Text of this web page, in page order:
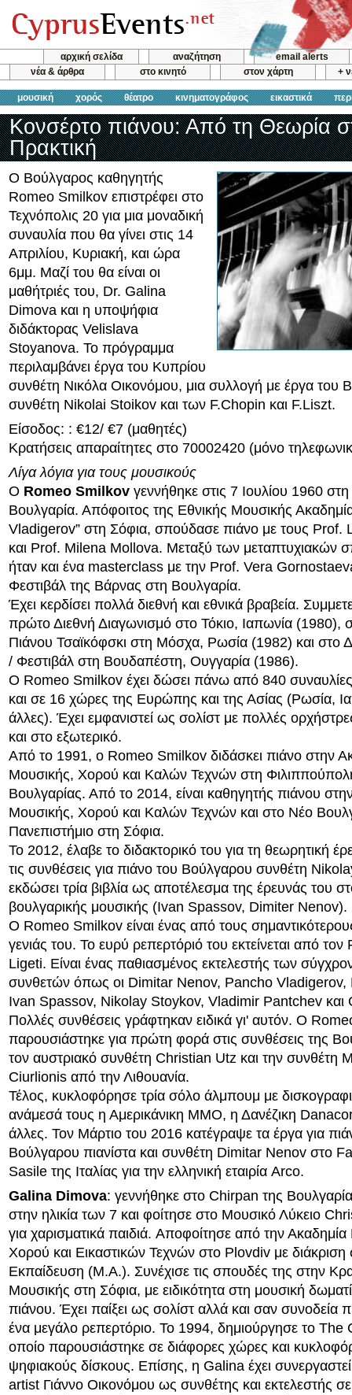
αρχική σελίδα αναζήτηση
email alerts
νέα & άρθρα
στο κινητό στον χάρτη +
μουσική χορός θέατρο κινηματογράφος εικαστικά
Κονσέρτο πιάνου: Από τη Θεωρία
Πρακτική
Ο Βούλγαρος καθηγητής
Romeo Smilkov επιστρέφει στο
Τεχνόπολις 20 για μια μοναδική
συναυλία που θα γίνει στις 14
Απριλίου, Κυριακή, και ώρα
6μμ. Μαζί του θα είναι οι
μαθήτριές του, Dr. Galina
Dimova και η υποψήφια
διδάκτορας Velislava
Stoyanova. Το πρόγραμμα
περιλαμβάνει έργα του Κυπρίου
συνθέτη Νικόλα Οικονόμου, μια συλλογή με έργα του
συνθέτη Nikolai Stoikov και των F.Chopin και F.Liszt.
Είσοδος: : €12/ €7 (μαθητές)
Κρατήσεις απαραίτητες στο 70002420 (μόνο
Λίγα λόγια για τους μουσικούς
Ο Romeo Smilkov γεννήθηκε στις 7 Ιουλίου 1960
Βουλγαρία. Απόφοιτος της Εθνικής Μουσικής
Vladigerov” στη Σόφια, σπούδασε πιάνο με τους Prof.
και Prof. Milena Mollova. Μεταξύ των μεταπτυχιακών
ήταν και ένα masterclass με την Prof. Vera
Φεστιβάλ της Βάρνας στη Βουλγαρία.
Έχει κερδίσει πολλά διεθνή και εθνικά βραβεία.
πρώτο Διεθνή Διαγωνισμό στο Τόκιο, Ιαπωνία (1980),
Πιάνου Τσαϊκόφσκι στη Μόσχα, Ρωσία (1982) και στο
/ Φεστιβάλ στη Βουδαπέστη, Ουγγαρία (1986).
Ο Romeo Smilkov έχει δώσει πάνω από 840
και σε 16 χώρες της Ευρώπης και της Ασίας (Ρωσία,
άλλες). Έχει εμφανιστεί ως σολίστ με πολλές
και στο εξωτερικό.
Από το 1991, ο Romeo Smilkov διδάσκει πιάνο στην
Μουσικής, Χορού και Καλών Τεχνών στη
Βουλγαρίας. Από το 2014, είναι καθηγητής πιάνου
Μουσικής, Χορού και Καλών Τεχνών και στο Νέο
Πανεπιστήμιο στη Σόφια.
Το 2012, έλαβε το διδακτορικό του για τη θεωρητική
τις συνθέσεις για πιάνο του Βούλγαρου συνθέτη
εκδώσει τρία βιβλία ως αποτέλεσμα της έρευνάς του
βουλγαρικής μουσικής (Ivan Spassov, Dimiter Nenov).
Ο Romeo Smilkov είναι ένας από τους
γενιάς του. Το ευρύ ρεπερτόριό του εκτείνεται από
Ligeti. Είναι ένας παθιασμένος εκτελεστής των
συνθετών όπως οι Dimitar Nenov, Pancho Vladigerov,
Ivan Spassov, Nikolay Stoykov, Vladimir Pantchev και
Πολλές συνθέσεις γράφτηκαν ειδικά γι' αυτόν. Ο
παρουσιάστηκε για πρώτη φορά στις συνθέσεις της
τον αυστριακό συνθέτη Christian Utz και την συνθέτη
Ciurlionis από την Λιθουανία.
Τέλος, κυκλοφόρησε τρία σόλο άλμπουμ με
ανάμεσά τους η Αμερικάνικη MMO, η Δανέζικη
άλλες. Τον Μάρτιο του 2016 κατέγραψε τα έργα για
Βούλγαρου πιανίστα και συνθέτη Dimitar Nenov στο
Sasile της Ιταλίας για την ελληνική εταιρία Arco.
Galina Dimova: γεννήθηκε στο Chirpan της
στην ηλικία των 7 και φοίτησε στο Μουσικό Λύκειο
για χαρισματικά παιδιά. Aποφοίτησε από την
Χορού και Εικαστικών Τεχνών στο Plovdiv με
Εκπαίδευση (M.A.). Συνέχισε τις σπουδές της στην
Μουσικής στη Σόφια, με ειδικότητα στη μουσική
πιάνου. Έχει παίξει ως σολίστ αλλά και σαν συνοδεία
ένα μεγάλο ρεπερτόριο. Το 1994, δημιούργησε το The
οποίο παρουσιάστηκε σε διάφορες χώρες και
ψηφιακούς δίσκους. Επίσης, η Galina έχει
artist Γιάννο Οικονόμου ως συνθέτης και εκτελεστής σε